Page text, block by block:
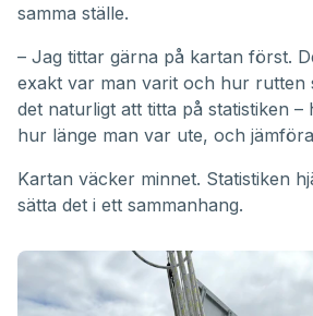
samma ställe.
– Jag tittar gärna på kartan först.
exakt var man varit och hur rutten
det naturligt att titta på statistiken –
hur länge man var ute, och
Kartan väcker minnet. Statistiken
sätta det i ett sammanhang.